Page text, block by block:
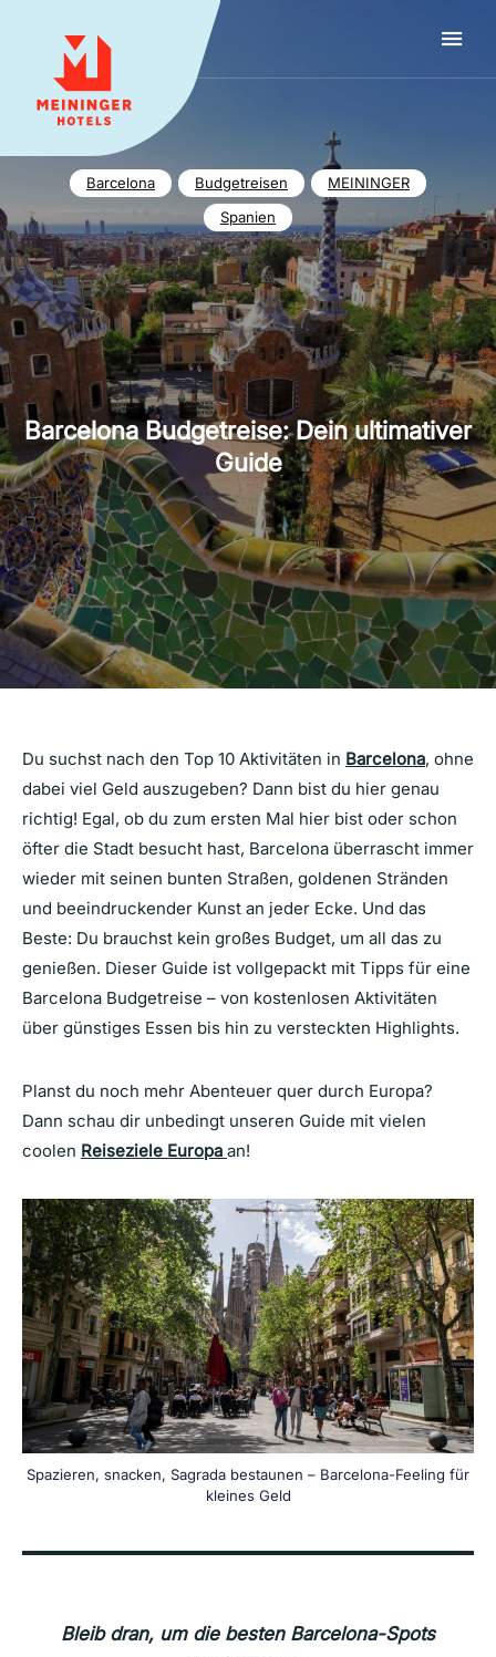
MEININGER HOTELS
Barcelona Budgetreisen
MEININGER
Spanien
Barcelona Budgetreise: Dein ultimativer
Guide
Du suchst nach den Top 10 Aktivitäten in Barcelona, ohne
dabei viel Geld auszugeben? Dann bist du hier genau
richtig! Egal, ob du zum ersten Mal hier bist oder schon
öfter die Stadt besucht hast, Barcelona überrascht immer
wieder mit seinen bunten Straßen, goldenen Stränden
und beeindruckender Kunst an jeder Ecke. Und das
Beste: Du brauchst kein großes Budget, um all das zu
genießen. Dieser Guide ist vollgepackt mit Tipps für eine
Barcelona Budgetreise – von kostenlosen Aktivitäten
über günstiges Essen bis hin zu versteckten Highlights.
Planst du noch mehr Abenteuer quer durch Europa?
Dann schau dir unbedingt unseren Guide mit vielen
coolen Reiseziele Europa an!
Spazieren, snacken, Sagrada bestaunen – Barcelona-Feeling für
kleines Geld
Bleib dran, um die besten Barcelona-Spots